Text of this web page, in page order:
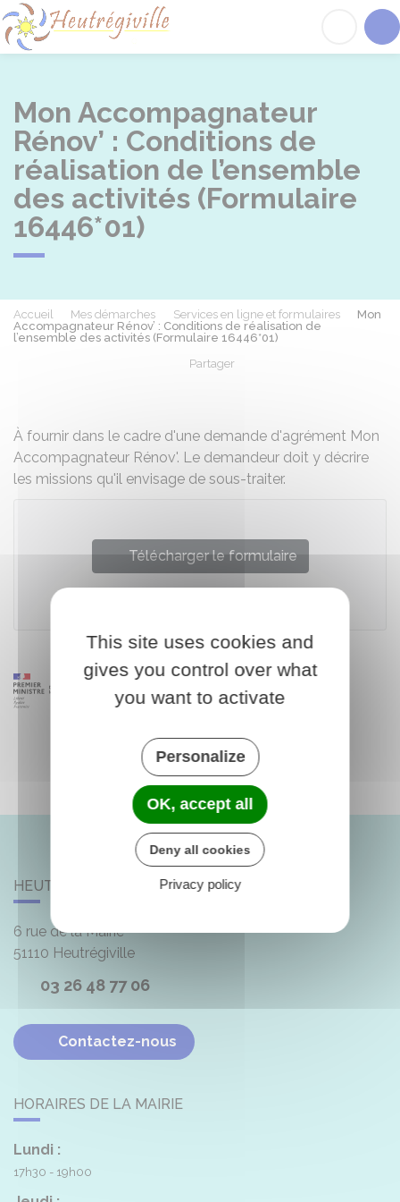
Mon Accompagnateur
Rénov’ : Conditions de
réalisation de l’ensemble
des activités (Formulaire
16446*01)
Accueil Mes démarches Services en ligne et formulaires
Mon
Accompagnateur Rénov’ : Conditions de réalisation de
l’ensemble des activités (Formulaire 16446*01)
Partager
À fournir dans le cadre d'une demande d'agrément Mon
Accompagnateur Rénov'. Le demandeur doit y décrire
les missions qu'il envisage de sous-traiter.
Télécharger le formulaire
HEUTRÉGIVILLE
6 rue de la Mairie
51110 Heutrégiville
03 26 48 77 06
Contactez-nous
HORAIRES DE LA MAIRIE
Lundi :
17h30 - 19h00
This site uses cookies and
gives you control over what
you want to activate
Personalize
OK, accept all
Deny all cookies
Privacy policy